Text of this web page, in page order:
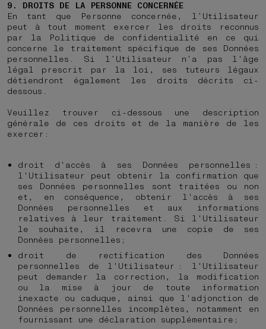
9. DROITS DE LA PERSONNE CONCERNÉE
En tant que Personne concernée, l’Utilisateur
peut à tout moment exercer les droits reconnus
par la Politique de confidentialité en ce qui
concerne le traitement spécifique de ses Données
personnelles. Si l’Utilisateur n’a pas l'âge
légal prescrit par la loi, ses tuteurs légaux
détiendront également les droits décrits ci-
dessous.
Veuillez trouver ci-dessous une description
générale de ces droits et de la manière de les
exercer:
droit d'accès à ses Données personnelles :
l'Utilisateur peut obtenir la confirmation que
ses Données personnelles sont traitées ou non
et, en conséquence, obtenir l'accès à ses
Données personnelles et aux informations
relatives à leur traitement. Si l'Utilisateur
le souhaite, il recevra une copie de ses
Données personnelles;
droit de rectification des Données
personnelles de l'Utilisateur : l'Utilisateur
peut demander la correction, la modification
ou la mise à jour de toute information
inexacte ou caduque, ainsi que l'adjonction de
Données personnelles incomplètes, notamment en
fournissant une déclaration supplémentaire;